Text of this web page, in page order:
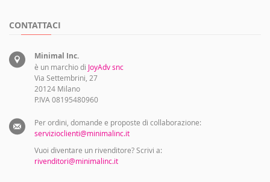
CONTATTACI
Minimal Inc.
è un marchio di JoyAdv snc
Via Settembrini, 27
20124 Milano
P.IVA 08195480960
Per ordini, domande e proposte di collaborazione:
servizioclienti@minimalinc.it
Vuoi diventare un rivenditore? Scrivi a:
rivenditori@minimalinc.it